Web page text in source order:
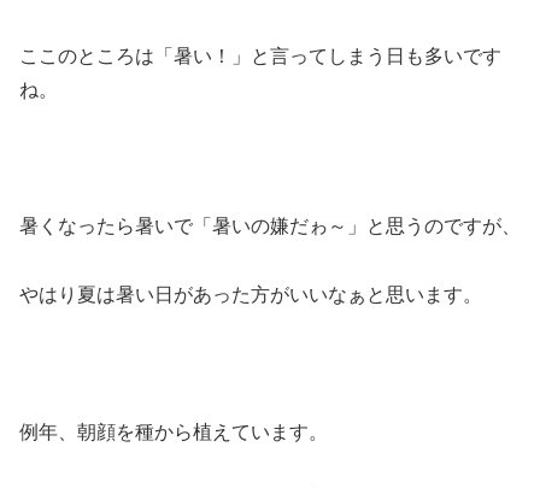
ここのところは「暑い！」と言ってしまう日も多いです
ね。
暑くなったら暑いで「暑いの嫌だゎ～」と思うのですが、
やはり夏は暑い日があった方がいいなぁと思います。
例年、朝顔を種から植えています。